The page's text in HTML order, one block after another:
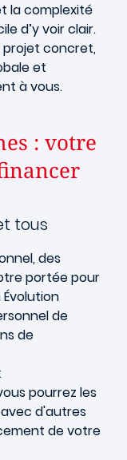
la complexité
d’y voir clair.
projet concret,
et
à vous.
: votre
tous
des
portée pour
de
de
pourrez les
d'autres
de votre